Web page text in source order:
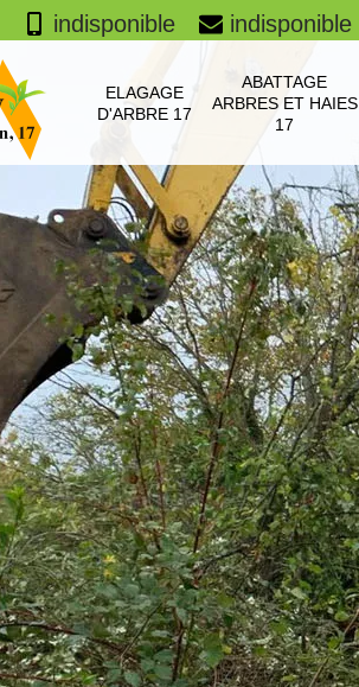
indisponible indisponible
ELAGAGE
D'ARBRE 17
ABATTAGE
ARBRES ET HAIES
17